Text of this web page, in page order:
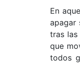
En
apagar
tras las
que
todos